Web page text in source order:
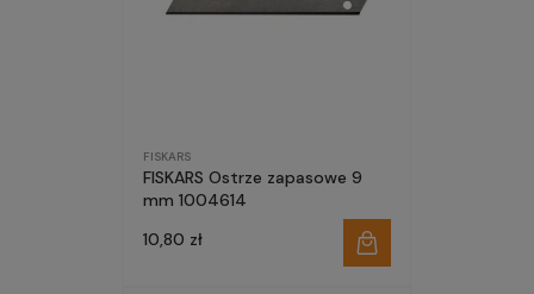
FISKARS
FISKARS Ostrze zapasowe 9
mm 1004614
10,80 zł